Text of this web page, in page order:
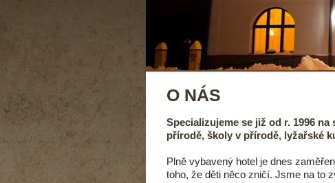
O NÁS
Specializujeme se již od r. 1996
přírodě, školy v přírodě, lyžařské
Plně vybavený hotel je dnes
toho, že děti něco zničí. Jsme na to